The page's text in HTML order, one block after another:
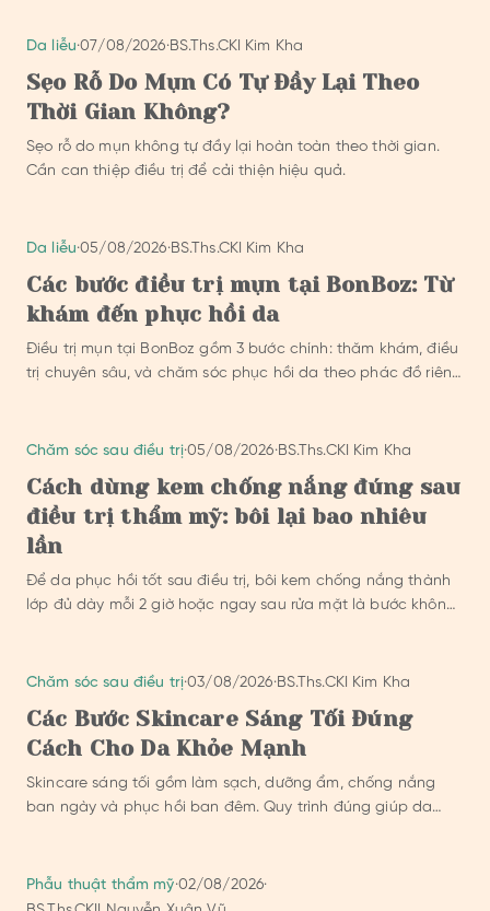
Da liễu·07/08/2026·BS.Ths.CKI Kim Kha
Sẹo Rỗ Do Mụn Có Tự Đầy Lại Theo
Thời Gian Không?
Sẹo rỗ do mụn không tự đầy lại hoàn toàn theo thời gian.
Cần can thiệp điều trị để cải thiện hiệu quả.
Da liễu·05/08/2026·BS.Ths.CKI Kim Kha
Các bước điều trị mụn tại BonBoz: Từ
khám đến phục hồi da
Điều trị mụn tại BonBoz gồm 3 bước chính: thăm khám, điều
trị chuyên sâu, và chăm sóc phục hồi da theo phác đồ riêng
Chăm sóc sau điều trị·05/08/2026·BS.Ths.CKI Kim Kha
Cách dùng kem chống nắng đúng sau
điều trị thẩm mỹ: bôi lại bao nhiêu
lần
Để da phục hồi tốt sau điều trị, bôi kem chống nắng thành
lớp đủ dày mỗi 2 giờ hoặc ngay sau rửa mặt là bước không
Chăm sóc sau điều trị·03/08/2026·BS.Ths.CKI Kim Kha
Các Bước Skincare Sáng Tối Đúng
Cách Cho Da Khỏe Mạnh
Skincare sáng tối gồm làm sạch, dưỡng ẩm, chống nắng
ban ngày và phục hồi ban đêm. Quy trình đúng giúp da
Phẫu thuật thẩm mỹ·02/08/2026·